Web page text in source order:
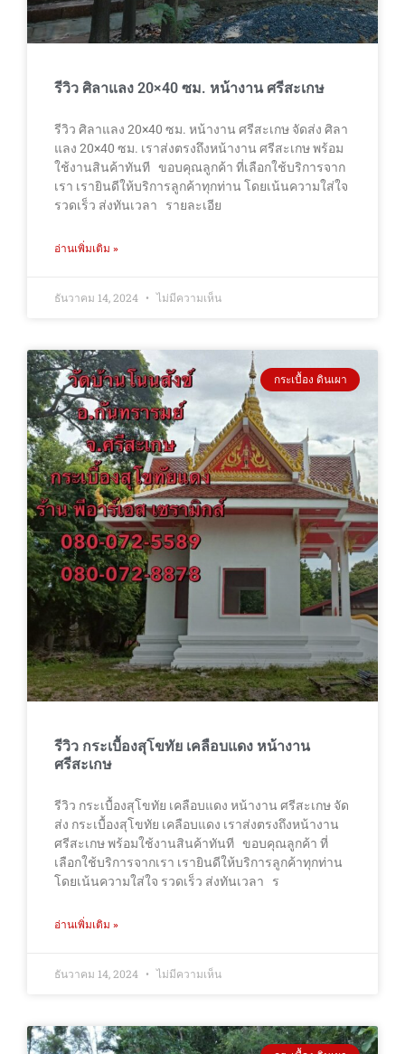
รีวิว ศิลาแลง 20×40 ซม. หน้างาน ศรีสะเกษ
รีวิว ศิลาแลง 20×40 ซม. หน้างาน ศรีสะเกษ จัดส่ง ศิลา
แลง 20×40 ซม. เราส่งตรงถึงหน้างาน ศรีสะเกษ พร้อม
ใช้งานสินค้าทันที ขอบคุณลูกค้า ที่เลือกใช้บริการจาก
เรา เรายินดีให้บริการลูกค้าทุกท่าน โดยเน้นความใส่ใจ
รวดเร็ว ส่งทันเวลา รายละเอีย
อ่านเพิ่มเติม »
ธันวาคม 14, 2024 ไม่มีความเห็น
กระเบื้อง ดินเผา
รีวิว กระเบื้องสุโขทัย เคลือบแดง หน้างาน
ศรีสะเกษ
รีวิว กระเบื้องสุโขทัย เคลือบแดง หน้างาน ศรีสะเกษ จัด
ส่ง กระเบื้องสุโขทัย เคลือบแดง เราส่งตรงถึงหน้างาน
ศรีสะเกษ พร้อมใช้งานสินค้าทันที ขอบคุณลูกค้า ที่
เลือกใช้บริการจากเรา เรายินดีให้บริการลูกค้าทุกท่าน
โดยเน้นความใส่ใจ รวดเร็ว ส่งทันเวลา ร
อ่านเพิ่มเติม »
ธันวาคม 14, 2024 ไม่มีความเห็น